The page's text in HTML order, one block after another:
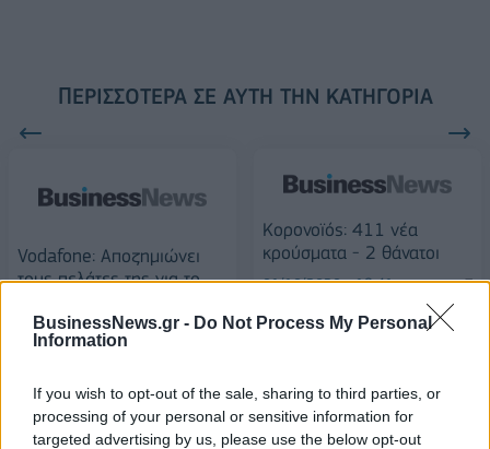
BusinessNews.gr - Do Not Process My Personal
Information
If you wish to opt-out of the sale, sharing to third parties, or
processing of your personal or sensitive information for
targeted advertising by us, please use the below opt-out
ΠΕΡΙΣΣΌΤΕΡΑ ΣΕ ΑΥΤΉ ΤΗΝ ΚΑΤΗΓΟΡΊΑ
Vodafone: Αποζημιώνει
τους πελάτες της για το
01/10/2020 - 17:55
Κορoνοϊός: 411 νέα
κρούσματα - 2 θάνατοι
01/10/2020 - 18:41